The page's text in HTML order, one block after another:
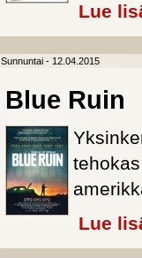
Lue
Sunnuntai - 12.04.2015
Blue Ruin
Lue